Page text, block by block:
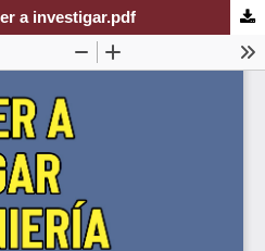
a investigar.pdf